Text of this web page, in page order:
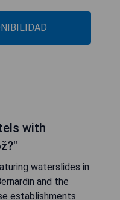
with
waterslides in
and the
establishments